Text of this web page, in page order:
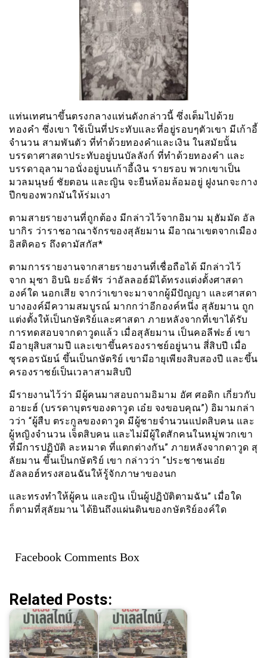
แท่นเทศนาขึ้นตรงกลางแท่นดังกล่าวนี้ ซึ่งเต็มไปด้วย
ทองคำ ซึ่งเขา ใช้เป็นที่ประทับและที่อยู่รอบๆตัวเขา มีเก้าอี้
จำนวน สามพันตัว ที่ทำด้วยทองคำและเงิน ในสมัยนั้น
บรรดาศาสดาประทับอยู่บนบัลลังก์ ที่ทำด้วยทองคำ และ
บรรดาอุลามาอนั่งอยู่บนเก้าอี้เงิน รายรอบ พวกเขาเป็น
มวลมนุษย์ ชัยตอน และญิน จะยืนห้อมล้อมอยู่ ฝูงนกจะกาง
ปีกของพวกมันให้ร่มเงา
ตามสายรายงานที่ถูกต้อง มีกล่าวไว้จากอิมาม มุฮัมมัด อัล
บากิร ว่าราชอาณาจักรของสุลัยมาน มีอาณาเขตจากเมือง
อิสติคอร ถึงดามัสกัส*
ตามการรายงานจากสายรายงานที่เชื่อถือได้ มีกล่าวไว้
จาก มุซา อิบนิ ยะอ์ฟัร ว่าอัลลอฮ์มิได้ทรงแต่งตั้งศาสดา
องค์ใด นอกเสีย จากว่าเขาจะมาจากผู้มีปัญญา และศาสดา
บางองค์มีความสมบูรณ์ มากกว่าอีกองค์หนึ่ง สุลัยมาน ถูก
แต่งตั้งให้เป็นกษัตริย์และศาสดา ภายหลังจากที่เขาได้รับ
การทดสอบจากดาวูดแล้ว เมื่อสุลัยมาน เป็นคอลีฟะฮ์ เขา
มีอายุสิบสามปี และเขาขึ้นครองราชย์อยู่นาน สี่สิบปี เมื่อ
ซุรคอรนัยน์ ขึ้นเป็นกษัตริย์ เขามีอายุเพียงสิบสองปี และขึ้น
ครองราชย์เป็นเวลาสามสิบปี
มีรายงานไว้ว่า มีผู้คนมาสอบถามอิมาม อัศ ศอดิก เกี่ยวกับ
อายะฮ์ (บรรดาบุตรของดาวูด เอ๋ย จงขอบคุณ”) อิมามกล่า
วว่า “ผู้สืบ ตระกูลของดาวูด มีผู้ชายจำนวนแปดสิบคน และ
ผู้หญิงจำนวน เจ็ดสิบคน และไม่มีผู้ใดสักคนในหมู่พวกเขา
ที่มีการปฏิบัติ ละหมาด ที่แตกต่างกัน” ภายหลังจากดาวูด สุ
ลัยมาน ขึ้นเป็นกษัตริย์ เขา กล่าวว่า “ประชาชนเอ๋ย
อัลลอฮ์ทรงสอนฉันให้รู้จักภาษาของนก
และทรงทำให้ผู้คน และญิน เป็นผู้ปฏิบัติตามฉัน” เมื่อใด
ก็ตามที่สุลัยมาน ได้ยินถึงแผ่นดินของกษัตริย์องค์ใด
Facebook Comments Box
Related Posts: